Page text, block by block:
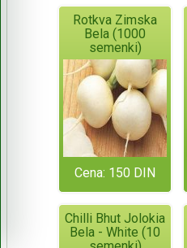
Rotkva Zimska
Bela (1000
semenki)
Cena: 150 DIN
Chilli Bhut Jolokia
Bela - White (10